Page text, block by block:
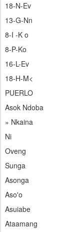
18-N-Ev
13-G-Nn
8-I -K o
8-P-Ko
16-L-Ev
18-H-M<
PUERLO
Asok Ndoba
» Nkaina
Ni
Oveng
Sunga
Asonga
Aso'o
Asuiabe
Ataamang